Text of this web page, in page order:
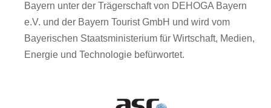
Bayern unter der Trägerschaft von DEHOGA Bayern
e.V. und der Bayern Tourist GmbH und wird vom
Bayerischen Staatsministerium für Wirtschaft, Medien,
Energie und Technologie befürwortet.